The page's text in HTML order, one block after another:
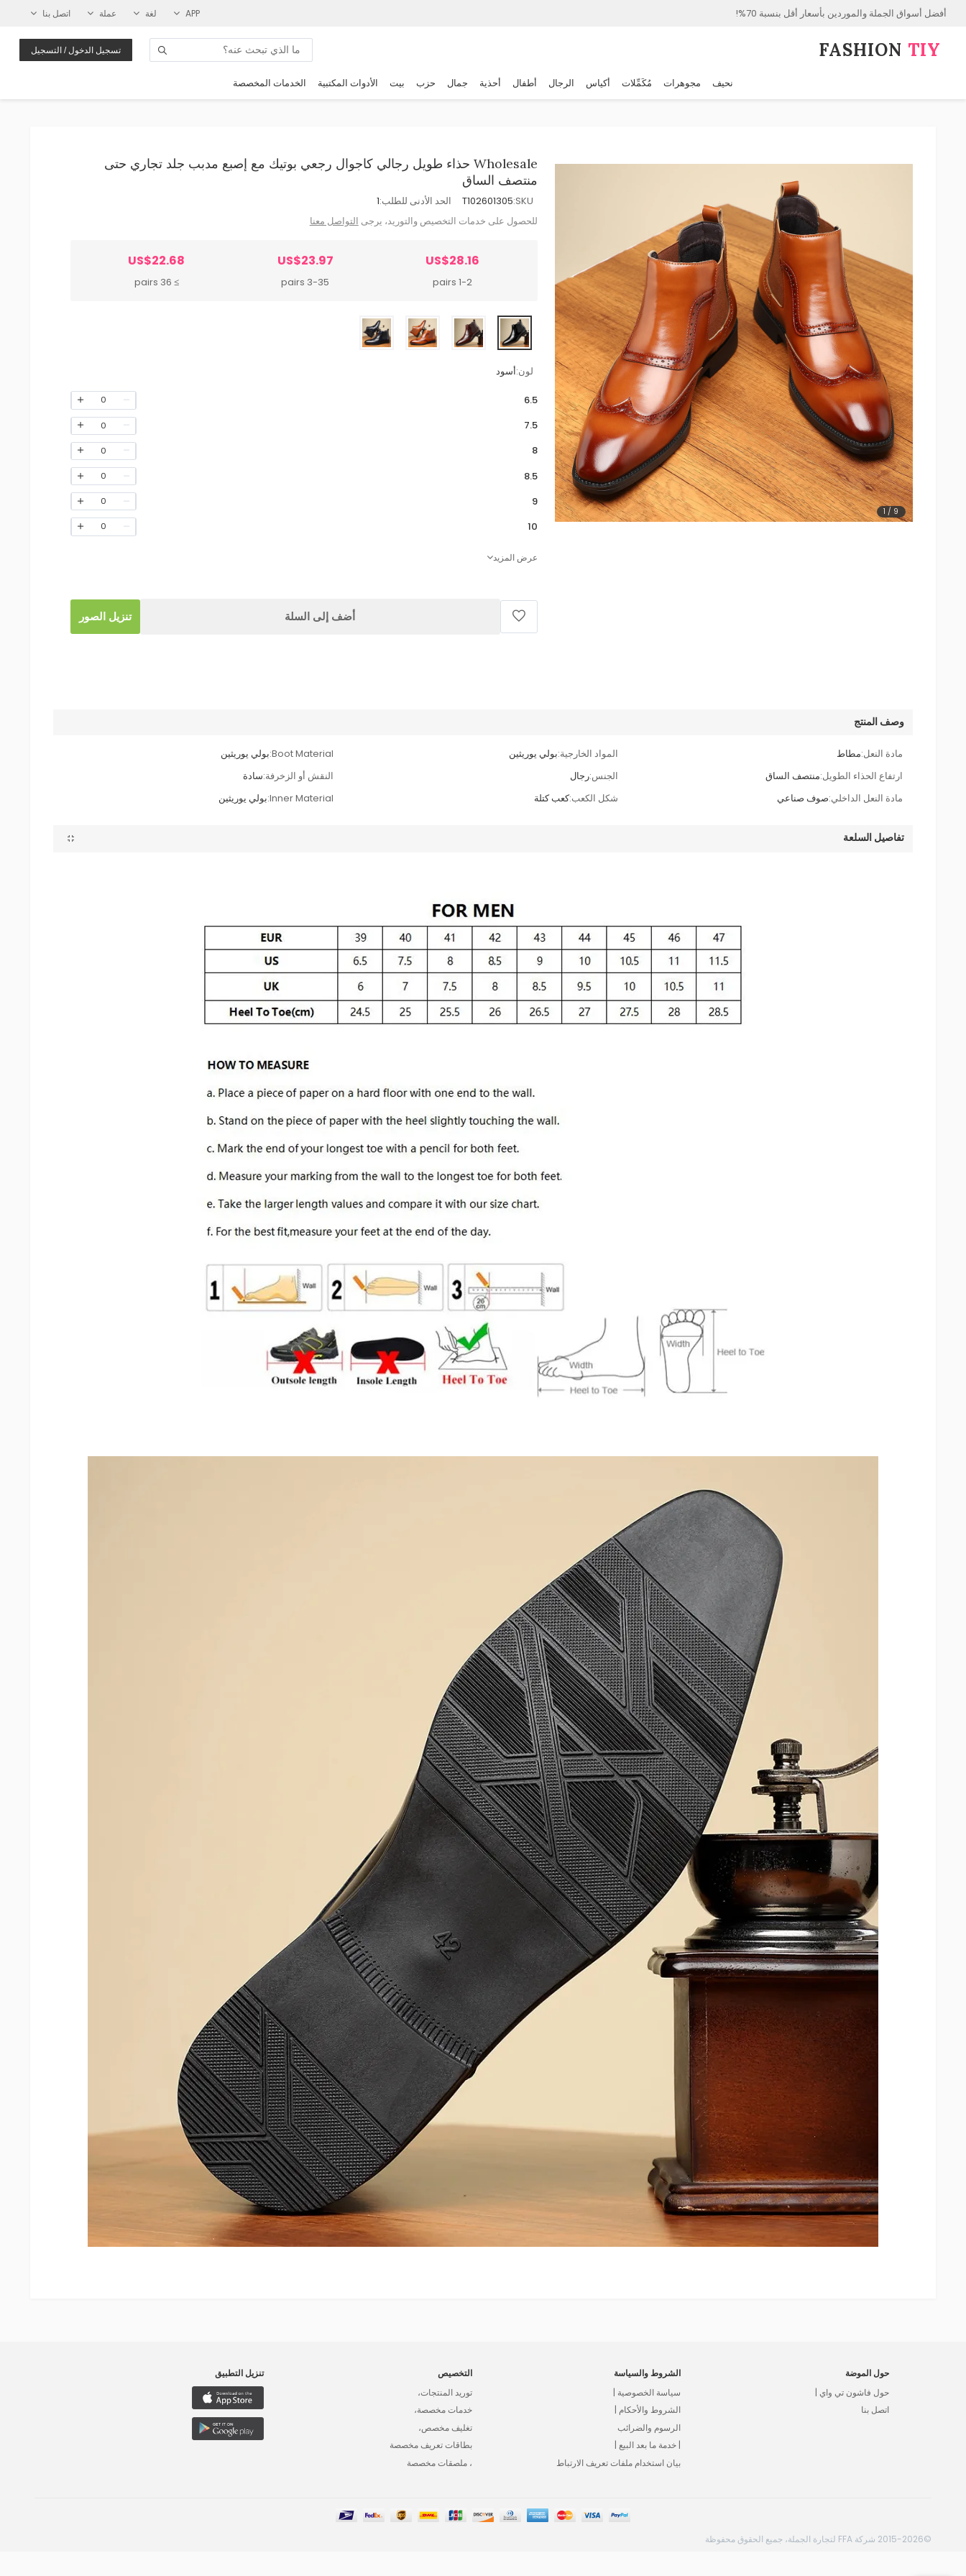
أفضل أسواق الجملة والموردين بأسعار أقل بنسبة 70%! APP لغة عملة اتصل بنا
FASHION⁠ TIY تسجيل الدخول / التسجيل
نحيف مجوهرات مُكَمِّلات أكياس الرجال أطفال أحذية جمال حزب بيت الأدوات المكتبية الخدمات المخصصة
1 / 9
Wholesale حذاء طويل رجالي كاجوال رجعي بوتيك مع إصبع مدبب جلد تجاري حتى
منتصف الساق
SKU:
T102601305 الحد الأدنى للطلب:1
للحصول على خدمات التخصيص والتوريد، يرجى التواصل معنا
US$28.16
1-2 pairs
US$23.97
3-35 pairs
US$22.68
≥ 36 pairs
لون:أسود
6.5
0
7.5
0
8
0
8.5
0
9
0
10
0
عرض المزيد
أضف إلى السلة تنزيل الصور
وصف المنتج
مادة النعل:مطاط المواد الخارجية:بولي يوريثين Boot Material: بولي يوريثين
ارتفاع الحذاء الطويل:منتصف الساق الجنس:رجال النقش أو الزخرفة:سادة
مادة النعل الداخلي:صوف صناعي شكل الكعب:كعب كتلة Inner Material: بولي يوريثين
تفاصيل السلعة
حول الموضة
حول فاشون تي واي |
اتصل بنا
الشروط والسياسة
سياسة الخصوصية |
الشروط والأحكام |
الرسوم والضرائب
| خدمة ما بعد البيع |
بيان استخدام ملفات تعريف الارتباط
التخصيص
توريد المنتجات،
خدمات مخصصة،
تغليف مخصص،
بطاقات تعريف مخصصة
، ملصقات مخصصة
تنزيل التطبيق
©2015-2026 شركة FFA لتجارة الجملة، جميع الحقوق محفوظة